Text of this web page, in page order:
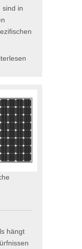
sind in
hängt